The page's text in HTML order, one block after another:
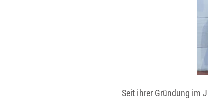
Seit ihrer Gründung im